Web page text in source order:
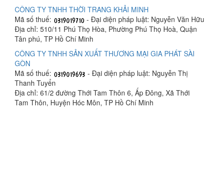
CÔNG TY TNHH THỜI TRANG KHẢI MINH
Mã số thuế:
- Đại diện pháp luật: Nguyễn Văn Hữu
Địa chỉ: 510/11 Phú Thọ Hòa, Phường Phú Thọ Hoà, Quận
Tân phú, TP Hồ Chí Minh
CÔNG TY TNHH SẢN XUẤT THƯƠNG MẠI GIA PHÁT SÀI
GÒN
Mã số thuế:
- Đại diện pháp luật: Nguyễn Thị
Thanh Tuyển
Địa chỉ: 61/2 đường Thới Tam Thôn 6, Ấp Đông, Xã Thới
Tam Thôn, Huyện Hóc Môn, TP Hồ Chí Minh